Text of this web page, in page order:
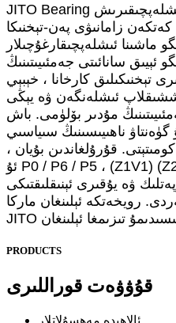
JITO Bearing تەتقىقات ۋە تەرەققىيات ، ئىشلەپچىقىرىش
زامانىۋى پەن-تېخنىكا
ئىشلەپچىقارغۇچىلار
ئېيىق سانائىتى جەمئىيىتىنىڭ
تېخنىكىلىق كارخانا ، خېبېي
ئىشلەنگەن ۋە يېڭى
مۇدىر بۆلۈمى. باش
ناھىيىسىنىڭ سىياسىي
قۇرۇلغاندىن بۇيان ،
ئۇ P0 / P6 / P5 ، (Z1V1) (Z2V2) (Z3V3) نىڭ يۇقىرى
ۋە يۇقىرى ئېنىقلىقتىكى
رويخەتكە ئېلىنغان ماركا
PRODUCTS
قۇۋۋەت قوراللىرى
ئالاھىدە مەھسۇلاتلار